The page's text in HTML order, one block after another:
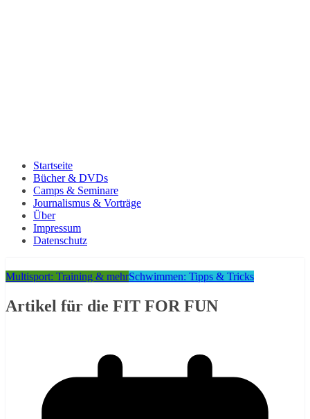
Startseite
Bücher & DVDs
Camps & Seminare
Journalismus & Vorträge
Über
Impressum
Datenschutz
Multisport: Training & mehrSchwimmen: Tipps & Tricks
Artikel für die FIT FOR FUN